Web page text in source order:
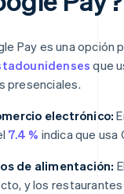
Pay es una opción
que
presenciales.
electrónico:
7.4 % indica que usa
de alimentación:
y los